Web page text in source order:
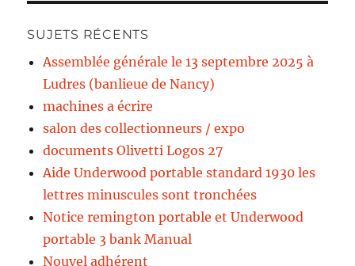
SUJETS RÉCENTS
Assemblée générale le 13 septembre 2025 à
Ludres (banlieue de Nancy)
machines a écrire
salon des collectionneurs / expo
documents Olivetti Logos 27
Aide Underwood portable standard 1930 les
lettres minuscules sont tronchées
Notice remington portable et Underwood
portable 3 bank Manual
Nouvel adhérent